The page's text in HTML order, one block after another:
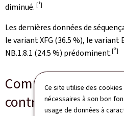
Ce site utilise des
nécessaires à son bon
usage de données à
diminué. [1]
Les dernières données de
le variant XFG (36.5 %), le variant
NB.1.8.1 (24.5 %) prédominent.[2]
Comment se
contre les